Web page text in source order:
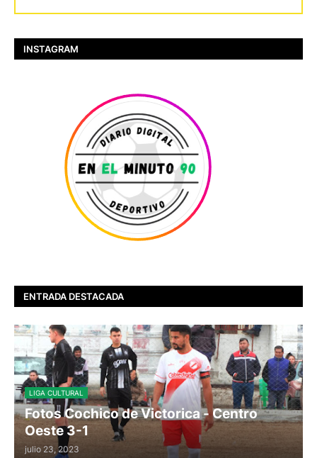
INSTAGRAM
ENTRADA DESTACADA
LIGA CULTURAL
Fotos Cochico de Victorica - Centro
Oeste 3-1
julio 23, 2023